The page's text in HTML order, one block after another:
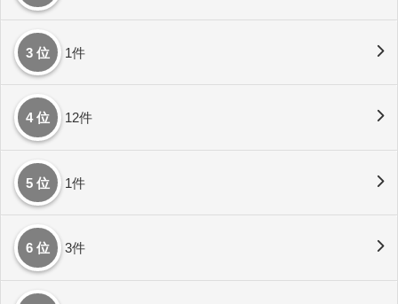
3 位 1件
4 位 12件
5 位 1件
6 位 3件